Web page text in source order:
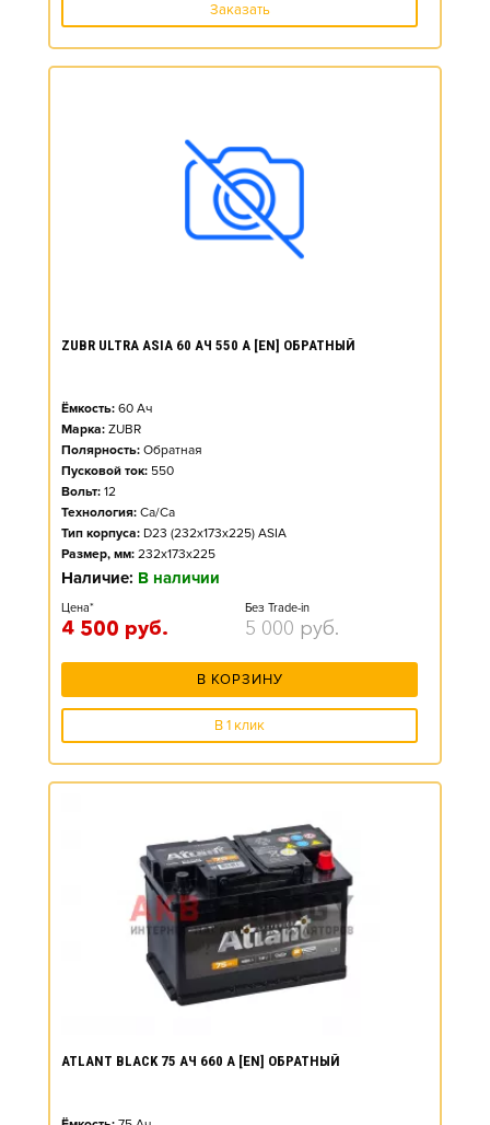
Заказать
ZUBR ULTRA ASIA 60 АЧ 550 А [EN] ОБРАТНЫЙ
Ёмкость: 60 Ач
Марка: ZUBR
Полярность: Обратная
Пусковой ток: 550
Вольт: 12
Технология: Ca/Ca
Тип корпуса: D23 (232x173x225) ASIA
Размер, мм: 232x173x225
Наличие: В наличии
Цена*
4 500 руб.
Без Trade-in
5 000 руб.
В КОРЗИНУ
В 1 клик
ATLANT BLACK 75 АЧ 660 А [EN] ОБРАТНЫЙ